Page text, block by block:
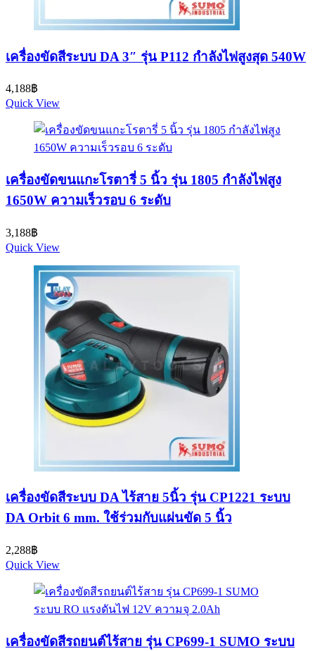
เครื่องขัดสีระบบ DA 3″ รุ่น P112 กำลังไฟสูงสุด 540W
4,188฿
Quick View
เครื่องขัดขนแกะโรตารี่ 5 นิ้ว รุ่น 1805 กำลังไฟสูง
1650W ความเร็วรอบ 6 ระดับ
3,188฿
Quick View
เครื่องขัดสีระบบ DA ไร้สาย 5นิ้ว รุ่น CP1221 ระบบ
DA Orbit 6 mm. ใช้ร่วมกับแผ่นขัด 5 นิ้ว
2,288฿
Quick View
เครื่องขัดสีรถยนต์ไร้สาย รุ่น CP699-1 SUMO ระบบ